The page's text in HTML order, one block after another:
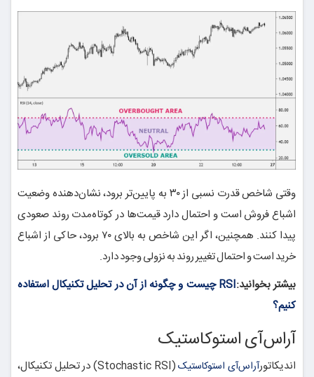
وقتی شاخص قدرت نسبی از ۳۰ به پایین‌تر برود، نشان‌دهنده وضعیت
اشباع فروش است و احتمال دارد قیمت‌ها در کوتاه‌مدت روند صعودی
پیدا کنند. همچنین، اگر این شاخص به بالای ۷۰ برود، حاکی از اشباع
خرید است و احتمال تغییر روند به نزولی وجود دارد.
بیشتر بخوانید:
RSI چیست و چگونه از آن در تحلیل تکنیکال استفاده
کنیم؟
آراس‌آی استوکاستیک
اندیکاتورآراس‌آی استوکاستیک
(Stochastic RSI) در تحلیل تکنیکال،